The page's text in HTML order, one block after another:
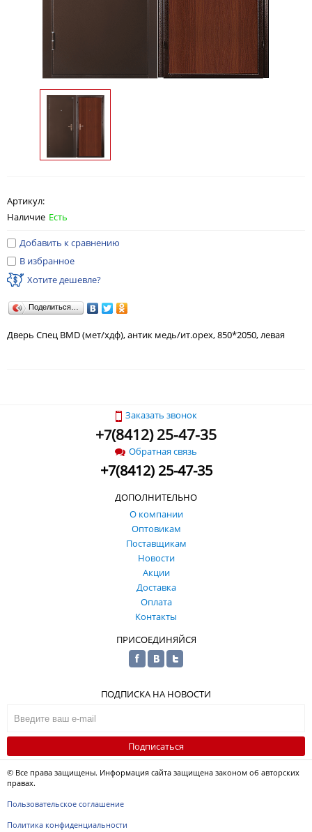
Артикул:
Наличие Есть
Добавить к сравнению
В избранное
Хотите дешевле?
Поделиться…
Дверь Спец BMD (мет/хдф), антик медь/ит.орех, 850*2050, левая
Заказать звонок
+7(8412) 25-47-35
Обратная связь
+7(8412) 25-47-35
ДОПОЛНИТЕЛЬНО
О компании
Оптовикам
Поставщикам
Новости
Акции
Доставка
Оплата
Контакты
ПРИСОЕДИНЯЙСЯ
ПОДПИСКА НА НОВОСТИ
Подписаться
© Все права защищены. Информация сайта защищена законом об авторских
правах.
Пользовательское соглашение
Политика конфиденциальности